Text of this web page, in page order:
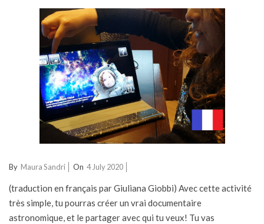
2020-
04
By Maura Sandri On 4 July 2020
(traduction en français par Giuliana Giobbi) Avec cette activité
très simple, tu pourras créer un vrai documentaire
astronomique, et le partager avec qui tu veux! Tu vas